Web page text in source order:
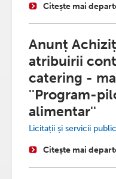
Citește mai
Anunț
atribuirii
catering -
''Program-
alimentar''
Licitații și servicii
Citește mai